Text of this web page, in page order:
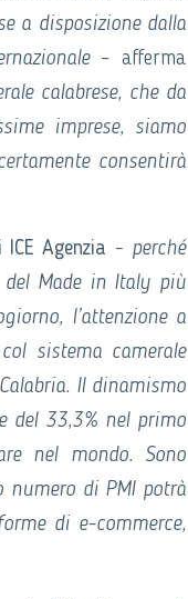
a disposizione dalla
– afferma
calabrese, che da
imprese, siamo
consentirà
Agenzia - perché
del Made in Italy più
l’attenzione a
sistema camerale
Il dinamismo
del 33,3% nel primo
nel mondo. Sono
numero di PMI potrà
di e-commerce,